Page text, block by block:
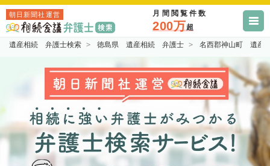
朝日新聞社運営 月間閲覧件数
200万超
遺産相続 弁護士検索 徳島県 遺産相続 弁護士 名西郡神山町 遺産